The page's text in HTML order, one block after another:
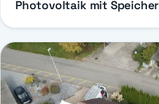
Photovoltaik mit Speicher